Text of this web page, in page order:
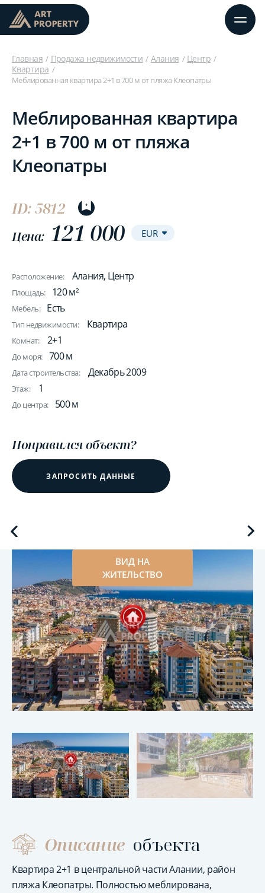
Главная Продажа недвижимости Алания
Центр
Квартира
Меблированная квартира 2+1 в 700 м от пляжа Клеопатры
Меблированная квартира
2+1 в 700 м от пляжа
Клеопатры
ID: 5812
Цена: 121 000
Расположение: Алания, Центр
Площадь: 120 м²
Мебель: Есть
Тип недвижимости: Квартира
Комнат: 2+1
До моря: 700 м
Дата строительства: Декабрь 2009
Этаж: 1
До центра: 500 м
Понравился объект?
ЗАПРОСИТЬ ДАННЫЕ
ВИД НА
ЖИТЕЛЬСТВО
Описание объекта
Квартира 2+1 в центральной части Алании, район
пляжа Клеопатры. Полностью меблирована,